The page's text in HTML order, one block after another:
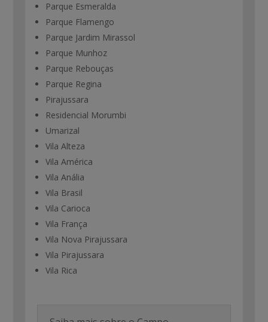
Parque Esmeralda
Parque Flamengo
Parque Jardim Mirassol
Parque Munhoz
Parque Rebouças
Parque Regina
Pirajussara
Residencial Morumbi
Umarizal
Vila Alteza
Vila América
Vila Anália
Vila Brasil
Vila Carioca
Vila França
Vila Nova Pirajussara
Vila Pirajussara
Vila Rica